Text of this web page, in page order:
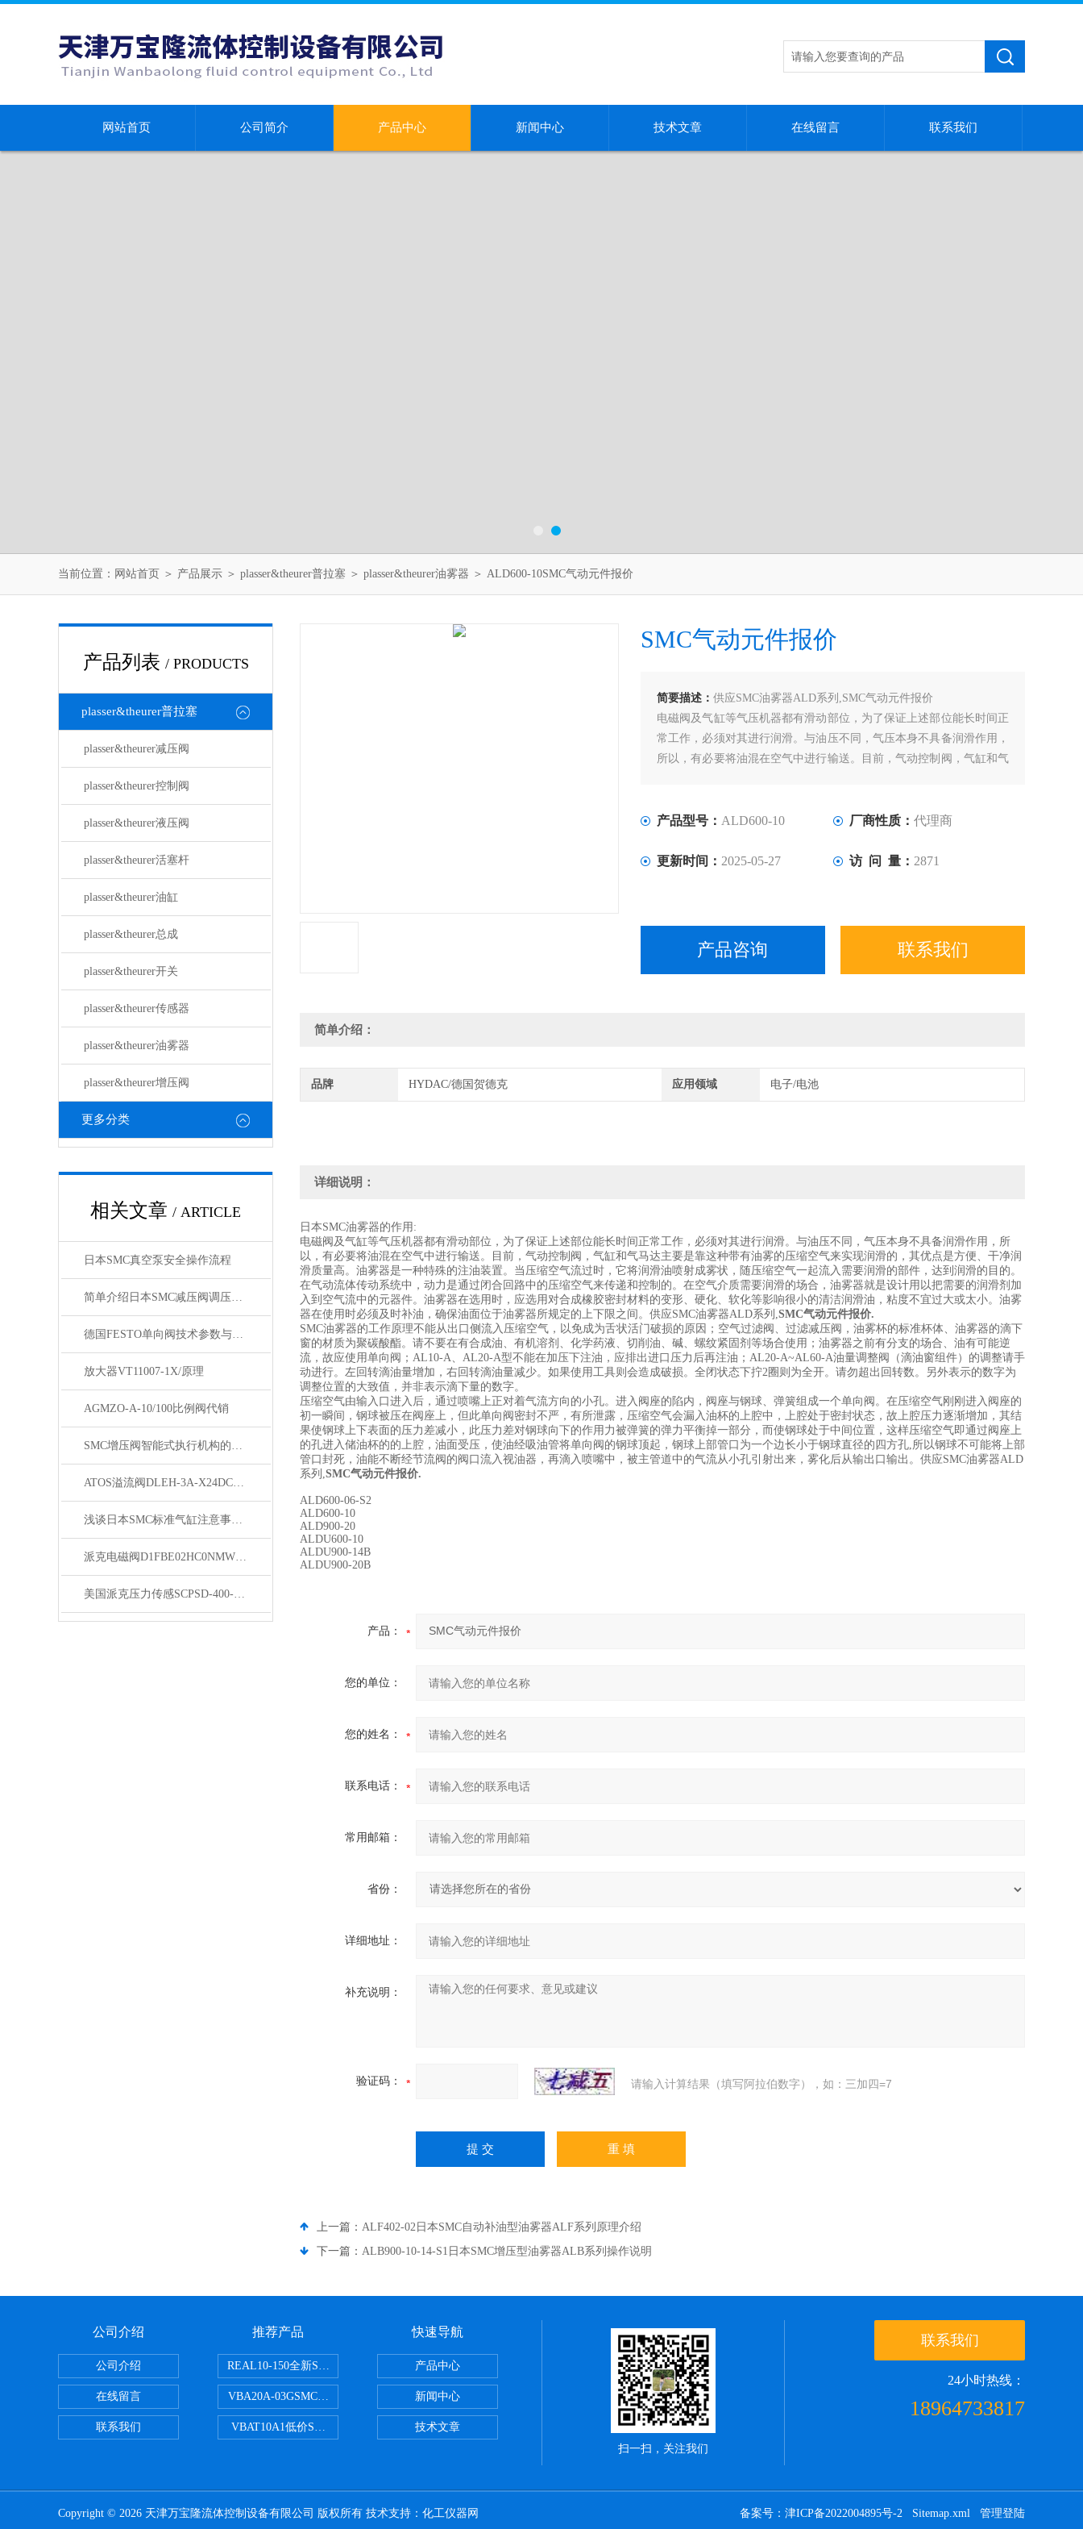
网站首页 公司简介 产品中心 新闻中心 技术文章 在线留言 联系我们
当前位置： 网站首页 ＞ 产品展示 ＞ plasser&theurer普拉塞 ＞ plasser&theurer油雾器 ＞ ALD600-10SMC气动元件报价
产品列表 / PRODUCTS
plasser&theurer普拉塞
plasser&theurer减压阀
plasser&theurer控制阀
plasser&theurer液压阀
plasser&theurer活塞杆
plasser&theurer油缸
plasser&theurer总成
plasser&theurer开关
plasser&theurer传感器
plasser&theurer油雾器
plasser&theurer增压阀
更多分类
相关文章 / ARTICLE
日本SMC真空泵安全操作流程
简单介绍日本SMC减压阀调压步骤与性能
德国FESTO单向阀技术参数与使用注意事项
放大器VT11007-1X/原理
AGMZO-A-10/100比例阀代销
SMC增压阀智能式执行机构的配用*可以改变这状况
ATOS溢流阀DLEH-3A-X24DC优质货源
浅谈日本SMC标准气缸注意事项与维护方法
派克电磁阀D1FBE02HC0NMW0夏日特惠
美国派克压力传感SCPSD-400-04-16全系列
SMC气动元件报价
简要描述： 供应SMC油雾器ALD系列,SMC气动元件报价
电磁阀及气缸等气压机器都有滑动部位，为了保证上述部位能长时间正
常工作，必须对其进行润滑。与油压不同，气压本身不具备润滑作用，
所以，有必要将油混在空气中进行输送。目前，气动控制阀，气缸和气
产品型号： ALD600-10 厂商性质： 代理商
更新时间： 2025-05-27 访 问 量： 2871
产品咨询 联系我们
简单介绍：
品牌 HYDAC/德国贺德克 应用领域 电子/电池
详细说明：
日本SMC油雾器的作用:
电磁阀及气缸等气压机器都有滑动部位，为了保证上述部位能长时间正常工作，必须对其进行润滑。与油压不同，气压本身不具备润滑作用，所
以，有必要将油混在空气中进行输送。目前，气动控制阀，气缸和气马达主要是靠这种带有油雾的压缩空气来实现润滑的，其优点是方便、干净润
滑质量高。油雾器是一种特殊的注油装置。当压缩空气流过时，它将润滑油喷射成雾状，随压缩空气一起流入需要润滑的部件，达到润滑的目的。
在气动流体传动系统中，动力是通过闭合回路中的压缩空气来传递和控制的。在空气介质需要润滑的场合，油雾器就是设计用以把需要的润滑剂加
入到空气流中的元器件。油雾器在选用时，应选用对合成橡胶密封材料的变形、硬化、软化等影响很小的清洁润滑油，粘度不宜过大或太小。油雾
器在使用时必须及时补油，确保油面位于油雾器所规定的上下限之间。供应SMC油雾器ALD系列,SMC气动元件报价.
SMC油雾器的工作原理不能从出口侧流入压缩空气，以免成为舌状活门破损的原因；空气过滤阀、过滤减压阀，油雾杯的标准杯体、油雾器的滴下
窗的材质为聚碳酸酯。请不要在有合成油、有机溶剂、化学药液、切削油、碱、螺纹紧固剂等场合使用；油雾器之前有分支的场合、油有可能逆
流，故应使用单向阀；AL10-A、AL20-A型不能在加压下注油，应排出进口压力后再注油；AL20-A~AL60-A油量调整阀（滴油窗组件）的调整请手
动进行。左回转滴油量增加，右回转滴油量减少。如果使用工具则会造成破损。全闭状态下拧2圈则为全开。请勿超出回转数。另外表示的数字为
调整位置的大致值，并非表示滴下量的数字。
压缩空气由输入口进入后，通过喷嘴上正对着气流方向的小孔。进入阀座的陷内，阀座与钢球、弹簧组成一个单向阀。在压缩空气刚刚进入阀座的
初一瞬间，钢球被压在阀座上，但此单向阀密封不严，有所泄露，压缩空气会漏入油杯的上腔中，上腔处于密封状态，故上腔压力逐渐增加，其结
果使钢球上下表面的压力差减小，此压力差对钢球向下的作用力被弹簧的弹力平衡掉一部分，而使钢球处于中间位置，这样压缩空气即通过阀座上
的孔进入储油杯的的上腔，油面受压，使油经吸油管将单向阀的钢球顶起，钢球上部管口为一个边长小于钢球直径的四方孔,所以钢球不可能将上部
管口封死，油能不断经节流阀的阀口流入视油器，再滴入喷嘴中，被主管道中的气流从小孔引射出来，雾化后从输出口输出。供应SMC油雾器ALD
系列,SMC气动元件报价.
ALD600-06-S2
ALD600-10
ALD900-20
ALDU600-10
ALDU900-14B
ALDU900-20B
产品：
您的单位：
您的姓名：
联系电话：
常用邮箱：
省份：
详细地址：
补充说明：
验证码： 请输入计算结果（填写阿拉伯数字），如：三加四=7
上一篇： ALF402-02日本SMC自动补油型油雾器ALF系列原理介绍
下一篇： ALB900-10-14-S1日本SMC增压型油雾器ALB系列操作说明
公司介绍
公司介绍
在线留言
联系我们
推荐产品
REAL10-150全新SMC正弦无杆缸REA系列,SMC深圳经销商
VBA20A-03GSMC增压阀VBA-X3145系列,SMC电磁阀优点
VBAT10A1低价SMC储气罐VBAT系列,SMC气动服务网
快速导航
产品中心
新闻中心
技术文章
扫一扫，关注我们
联系我们
24小时热线：
18964733817
Copyright © 2026 天津万宝隆流体控制设备有限公司 版权所有 技术支持： 化工仪器网 备案号：津ICP备2022004895号-2 Sitemap.xml 管理登陆